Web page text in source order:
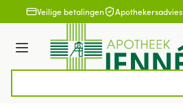
Ga naar de inhoud
1 van 1Veilige betalingen Apothekersadvies
Menu